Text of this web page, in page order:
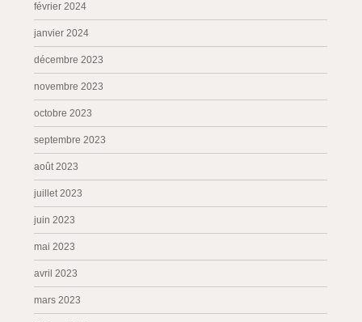
février 2024
janvier 2024
décembre 2023
novembre 2023
octobre 2023
septembre 2023
août 2023
juillet 2023
juin 2023
mai 2023
avril 2023
mars 2023